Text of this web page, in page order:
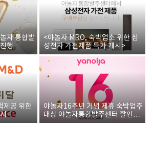
자 통합발
행
<야놀자 MRO, 숙박업소 위한 삼
성전자 가전제품 특가 개시>
제공 위한
야놀자16주년 기념 제휴 숙박업주
대상 야놀자통합발주센터 할인쿠
폰 증정
개정본1 (19.09.02)